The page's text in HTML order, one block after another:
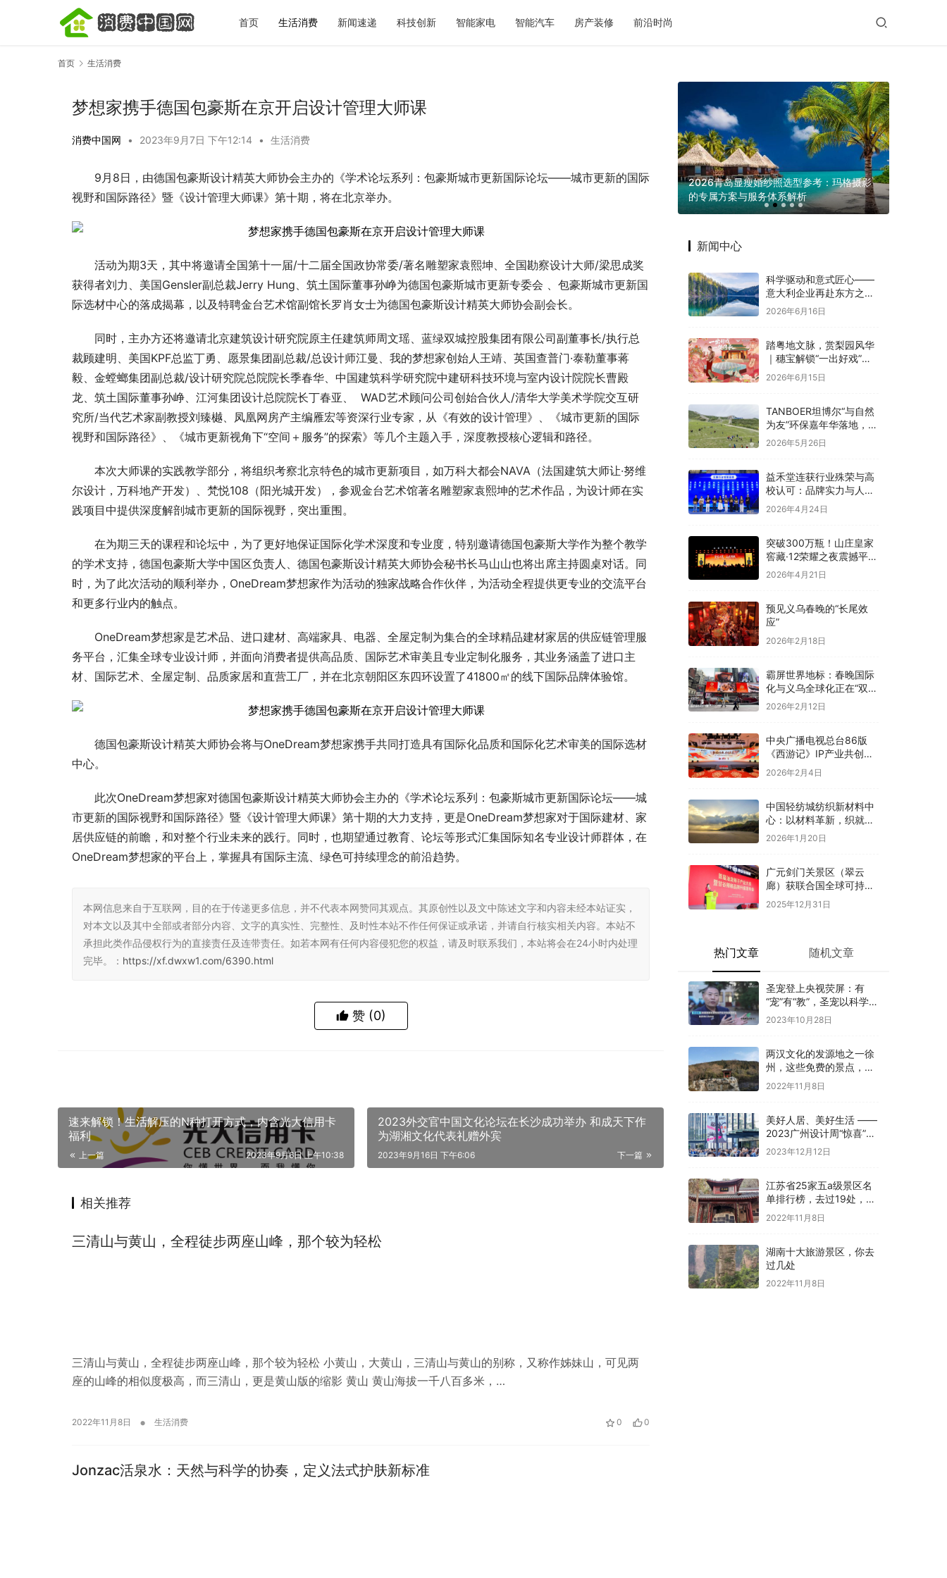
首页 生活消费 新闻速递 科技创新 智能家电 智能汽车 房产装修 前沿时尚
首页 生活消费
梦想家携手德国包豪斯在京开启设计管理大师课
消费中国网 • 2023年9月7日 下午12:14 • 生活消费
9月8日，由德国包豪斯设计精英大师协会主办的《学术论坛系列：包豪斯城市更新国际论坛——城市更新的国际
视野和国际路径》暨《设计管理大师课》第十期，将在北京举办。
活动为期3天，其中将邀请全国第十一届/十二届全国政协常委/著名雕塑家袁熙坤、全国勘察设计大师/梁思成奖
获得者刘力、美国Gensler副总裁Jerry Hung、筑土国际董事孙峥为德国包豪斯城市更新专委会 、包豪斯城市更新国
际选材中心的落成揭幕，以及特聘金台艺术馆副馆长罗肖女士为德国包豪斯设计精英大师协会副会长。
同时，主办方还将邀请北京建筑设计研究院原主任建筑师周文瑶、蓝绿双城控股集团有限公司副董事长/执行总
裁顾建明、美国KPF总监丁勇、愿景集团副总裁/总设计师江曼、我的梦想家创始人王靖、英国查普门·泰勒董事蒋
毅、金螳螂集团副总裁/设计研究院总院院长季春华、中国建筑科学研究院中建研科技环境与室内设计院院长曹殿
龙、筑土国际董事孙峥、江河集团设计总院院长丁春亚、  WAD艺术顾问公司创始合伙人/清华大学美术学院交互研
究所/当代艺术家副教授刘臻樾、凤凰网房产主编雁宏等资深行业专家，从《有效的设计管理》、《城市更新的国际
视野和国际路径》、《城市更新视角下“空间＋服务”的探索》等几个主题入手，深度教授核心逻辑和路径。
本次大师课的实践教学部分，将组织考察北京特色的城市更新项目，如万科大都会NAVA（法国建筑大师让·努维
尔设计，万科地产开发）、梵悦108（阳光城开发），参观金台艺术馆著名雕塑家袁熙坤的艺术作品，为设计师在实
践项目中提供深度解剖城市更新的国际视野，突出重围。
在为期三天的课程和论坛中，为了更好地保证国际化学术深度和专业度，特别邀请德国包豪斯大学作为整个教学
的学术支持，德国包豪斯大学中国区负责人、德国包豪斯设计精英大师协会秘书长马山山也将出席主持圆桌对话。同
时，为了此次活动的顺利举办，OneDream梦想家作为活动的独家战略合作伙伴，为活动全程提供更专业的交流平台
和更多行业内的触点。
OneDream梦想家是艺术品、进口建材、高端家具、电器、全屋定制为集合的全球精品建材家居的供应链管理服
务平台，汇集全球专业设计师，并面向消费者提供高品质、国际艺术审美且专业定制化服务，其业务涵盖了进口主
材、国际艺术、全屋定制、品质家居和直营工厂，并在北京朝阳区东四环设置了41800㎡的线下国际品牌体验馆。
德国包豪斯设计精英大师协会将与OneDream梦想家携手共同打造具有国际化品质和国际化艺术审美的国际选材
中心。
此次OneDream梦想家对德国包豪斯设计精英大师协会主办的《学术论坛系列：包豪斯城市更新国际论坛——城
市更新的国际视野和国际路径》暨《设计管理大师课》第十期的大力支持，更是OneDream梦想家对于国际建材、家
居供应链的前瞻，和对整个行业未来的践行。同时，也期望通过教育、论坛等形式汇集国际知名专业设计师群体，在
OneDream梦想家的平台上，掌握具有国际主流、绿色可持续理念的前沿趋势。
本网信息来自于互联网，目的在于传递更多信息，并不代表本网赞同其观点。其原创性以及文中陈述文字和内容未经本站证实，
对本文以及其中全部或者部分内容、文字的真实性、完整性、及时性本站不作任何保证或承诺，并请自行核实相关内容。本站不
承担此类作品侵权行为的直接责任及连带责任。如若本网有任何内容侵犯您的权益，请及时联系我们，本站将会在24小时内处理
完毕。： https://xf.dwxw1.com/6390.html
赞 (0)
速来解锁！生活解压的N种打开方式，内含光大信用卡
福利
上一篇 2023年9月6日 上午10:38
2023外交官中国文化论坛在长沙成功举办 和成天下作
为湖湘文化代表礼赠外宾
下一篇
2023年9月16日 下午6:06
相关推荐
三清山与黄山，全程徒步两座山峰，那个较为轻松
三清山与黄山，全程徒步两座山峰，那个较为轻松 小黄山，大黄山，三清山与黄山的别称，又称作姊妹山，可见两
座的山峰的相似度极高，而三清山，更是黄山版的缩影 黄山 黄山海拔一千八百多米，…
2022年11月8日 • 生活消费 0 0
Jonzac活泉水：天然与科学的协奏，定义法式护肤新标准
宋城一梦越千年｜全场景文旅体验盘点，看
完再决定去不去
秋天第一杯奶茶如何选？暖燕现炖滋养给出
2026青岛显瘦婚纱照选型参考：玛格摄影
的专属方案与服务体系解析
新闻中心
科学驱动和意式匠心——
意大利企业再赴东方之约
赋能意中大健康产业深度
2026年6月16日
踏粤地文脉，赏梨园风华
｜穗宝解锁“一出好戏”文
化溯源之旅
2026年6月15日
TANBOER坦博尔“与自然
为友”环保嘉年华落地，构
建四季户外可持续实践
2026年5月26日
益禾堂连获行业殊荣与高
校认可：品牌实力与人才
战略双线并进
2026年4月24日
突破300万瓶！山庄皇家
窖藏·12荣耀之夜震撼平
泉，冀酒超级大单品强势
2026年4月21日
预见义乌春晚的“长尾效
应”
2026年2月18日
霸屏世界地标：春晚国际
化与义乌全球化正在“双向
奔赴”！
2026年2月12日
中央广播电视总台86版
《西游记》IP产业共创大
会在京举办
2026年2月4日
中国轻纺城纺织新材料中
心：以材料革新，织就全
球纺织未来新图景
2026年1月20日
广元剑门关景区（翠云
廊）获联合国全球可持续
“地球家园”范例奖
2025年12月31日
热门文章 随机文章
圣宠登上央视荧屏：有
“宠”有“教”，圣宠以科学训
导开启全新养宠体验
2023年10月28日
两汉文化的发源地之一徐
州，这些免费的景点，你
是否都去过
2022年11月8日
美好人居、美好生活 ——
2023广州设计周“惊喜”开
幕
2023年12月12日
江苏省25家五a级景区名
单排行榜，去过19处，才
算真正游过江苏
2022年11月8日
湖南十大旅游景区，你去
过几处
2022年11月8日